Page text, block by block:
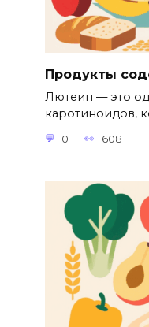
Продукты
Лютеин — это
каротиноидов,
0 608